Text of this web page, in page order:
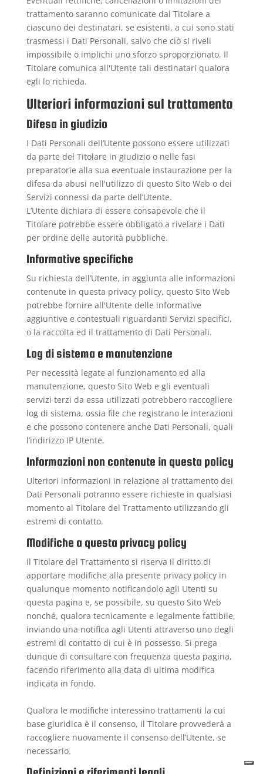
trattamento saranno comunicate dal Titolare a
ciascuno dei destinatari, se esistenti, a cui sono stati
trasmessi i Dati Personali, salvo che ciò si riveli
impossibile o implichi uno sforzo sproporzionato. Il
Titolare comunica all'Utente tali destinatari qualora
egli lo richieda.
Ulteriori informazioni sul trattamento
Difesa in giudizio
I Dati Personali dell’Utente possono essere utilizzati
da parte del Titolare in giudizio o nelle fasi
preparatorie alla sua eventuale instaurazione per la
difesa da abusi nell'utilizzo di questo Sito Web o dei
Servizi connessi da parte dell’Utente.
L’Utente dichiara di essere consapevole che il
Titolare potrebbe essere obbligato a rivelare i Dati
per ordine delle autorità pubbliche.
Informative specifiche
Su richiesta dell’Utente, in aggiunta alle informazioni
contenute in questa privacy policy, questo Sito Web
potrebbe fornire all'Utente delle informative
aggiuntive e contestuali riguardanti Servizi specifici,
o la raccolta ed il trattamento di Dati Personali.
Log di sistema e manutenzione
Per necessità legate al funzionamento ed alla
manutenzione, questo Sito Web e gli eventuali
servizi terzi da essa utilizzati potrebbero raccogliere
log di sistema, ossia file che registrano le interazioni
e che possono contenere anche Dati Personali, quali
l’indirizzo IP Utente.
Informazioni non contenute in questa policy
Ulteriori informazioni in relazione al trattamento dei
Dati Personali potranno essere richieste in qualsiasi
momento al Titolare del Trattamento utilizzando gli
estremi di contatto.
Modifiche a questa privacy policy
Il Titolare del Trattamento si riserva il diritto di
apportare modifiche alla presente privacy policy in
qualunque momento notificandolo agli Utenti su
questa pagina e, se possibile, su questo Sito Web
nonché, qualora tecnicamente e legalmente fattibile,
inviando una notifica agli Utenti attraverso uno degli
estremi di contatto di cui è in possesso. Si prega
dunque di consultare con frequenza questa pagina,
facendo riferimento alla data di ultima modifica
indicata in fondo.
Qualora le modifiche interessino trattamenti la cui
base giuridica è il consenso, il Titolare provvederà a
raccogliere nuovamente il consenso dell’Utente, se
necessario.